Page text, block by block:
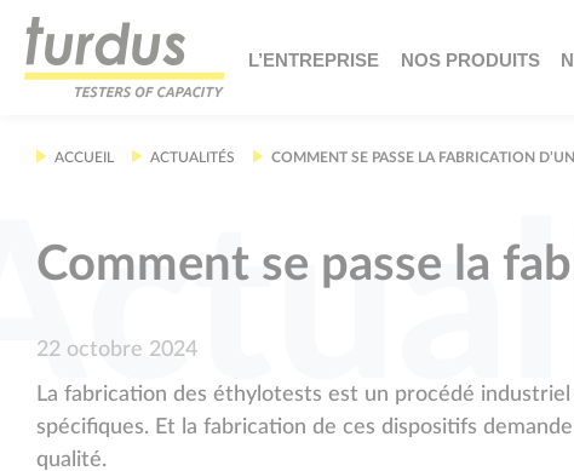
L’ENTREPRISE NOS PRODUITS
ACCUEIL ACTUALITÉS COMMENT SE PASSE LA FABRICATION
Comment se passe la
22 octobre 2024
La fabrication des éthylotests est un procédé
spécifiques. Et la fabrication de ces dispositifs
qualité.